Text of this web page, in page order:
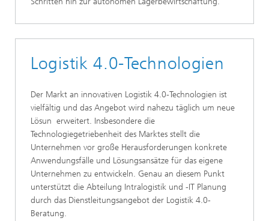
Logistik 4.0-Technologien
Der Markt an innovativen Logistik 4.0-Technologien ist
vielfältig und das Angebot wird nahezu täglich um neue
Lösun erweitert. Insbesondere die
Technologiegetriebenheit des Marktes stellt die
Unternehmen vor große Herausforderungen konkrete
Anwendungsfälle und Lösungsansätze für das eigene
Unternehmen zu entwickeln. Genau an diesem Punkt
unterstützt die Abteilung Intralogistik und -IT Planung
durch das Dienstleitungsangebot der Logistik 4.0-
Beratung.